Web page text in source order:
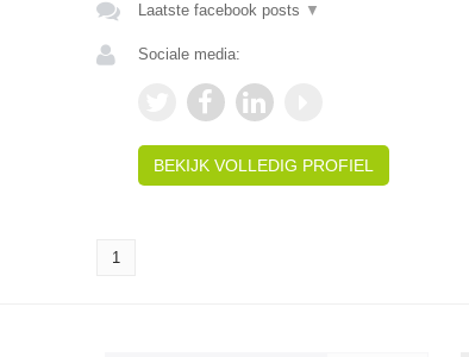
Laatste facebook posts ▼
Sociale media:
BEKIJK VOLLEDIG PROFIEL
1